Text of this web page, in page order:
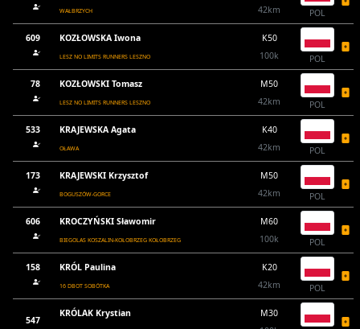
WAŁBRZYCH
42km
POL
609 KOZŁOWSKA Iwona
LESZ NO LIMITS RUNNERS LESZNO
K50
100k
POL
78 KOZŁOWSKI Tomasz
LESZ NO LIMITS RUNNERS LESZNO
M50
42km
POL
533 KRAJEWSKA Agata
OŁAWA
K40
42km
POL
173 KRAJEWSKI Krzysztof
BOGUSZÓW-GORCE
M50
42km
POL
606 KROCZYŃSKI Sławomir
BIEGOLAS KOSZALIN-KOŁOBRZEG KOŁOBRZEG
M60
100k
POL
158 KRÓL Paulina
16 DBOT SOBÓTKA
K20
42km
POL
547
KRÓLAK Krystian
M30